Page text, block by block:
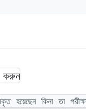
করুন
হয়েছেন কিনা তা